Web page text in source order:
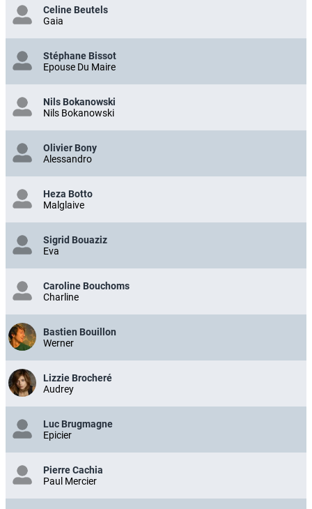
Celine Beutels
Gaia
Stéphane Bissot
Epouse Du Maire
Nils Bokanowski
Nils Bokanowski
Olivier Bony
Alessandro
Heza Botto
Malglaive
Sigrid Bouaziz
Eva
Caroline Bouchoms
Charline
Bastien Bouillon
Werner
Lizzie Brocheré
Audrey
Luc Brugmagne
Epicier
Pierre Cachia
Paul Mercier